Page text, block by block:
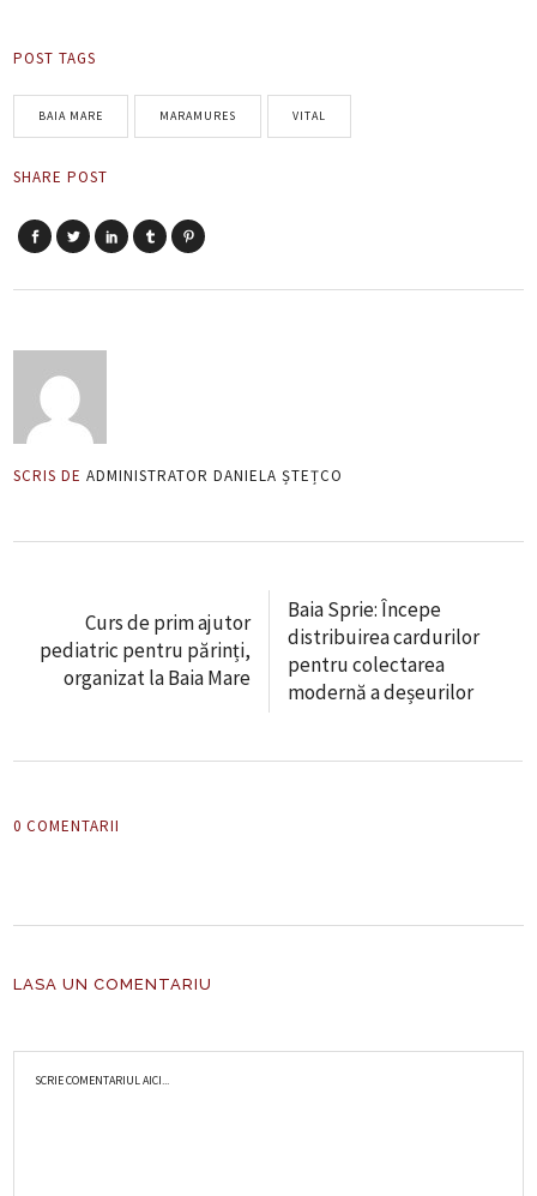
POST TAGS
BAIA MARE MARAMURES VITAL
SHARE POST
SCRIS DE ADMINISTRATOR DANIELA ȘTEȚCO
Curs de prim ajutor
pediatric pentru părinți,
organizat la Baia Mare
Baia Sprie: Începe
distribuirea cardurilor
pentru colectarea
modernă a deșeurilor
0 COMENTARII
LASA UN COMENTARIU